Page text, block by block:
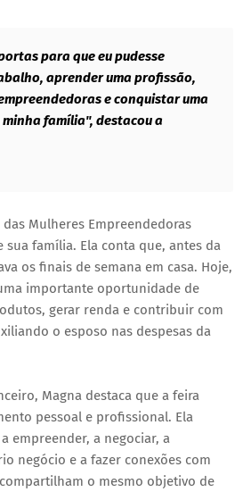
para que eu pudesse
aprender uma profissão,
e conquistar uma
família", destacou a
das Mulheres Empreendedoras
sua família. Ela conta que, antes da
os finais de semana em casa. Hoje,
importante oportunidade de
gerar renda e contribuir com
o esposo nas despesas da
Magna destaca que a feira
pessoal e profissional. Ela
empreender, a negociar, a
negócio e a fazer conexões com
o mesmo objetivo de